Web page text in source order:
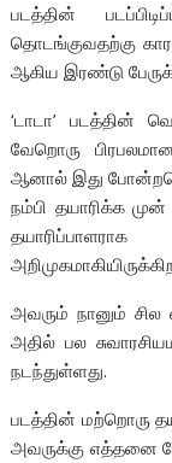
படத்தின்
தொடங்குவதற்கு
ஆகிய இரண்டு
‘டாடா’ படத்தின்
வேறொரு
ஆனால் இது
நம்பி தயாரிக்க
அவரும் நானும்
அதில் பல
நடந்துள்ளது.
படத்தின் மற்றொரு
அவருக்கு எத்தனை